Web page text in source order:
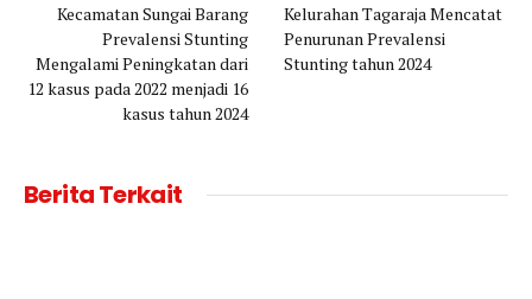
Kecamatan Sungai Barang
Prevalensi Stunting
Mengalami Peningkatan dari
12 kasus pada 2022 menjadi 16
kasus tahun 2024
Kelurahan Tagaraja Mencatat
Penurunan Prevalensi
Stunting tahun 2024
Berita Terkait